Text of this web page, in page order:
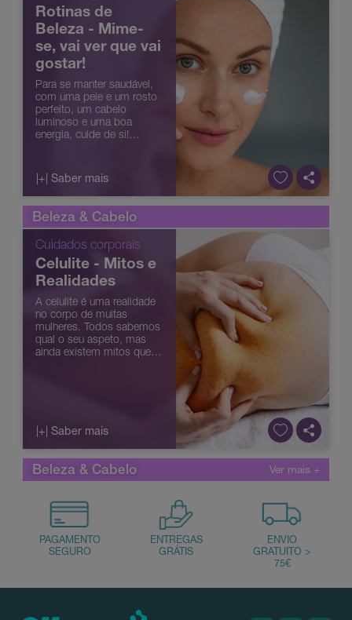
Rotinas de
Beleza - Mime-
se, vai ver que vai
gostar!
Para se manter saudável,
com uma pele e um rosto
perfeito, um cabelo
luminoso e uma boa
energia, cuide de si!
esqueça, a sua arma
secreta para o sucesso é
ser consistente.
|+| Saber mais
Beleza & Cabelo
Cuidados corporais
Celulite - Mitos e
Realidades
A celulite é uma realidade
no corpo de muitas
mulheres. Todos sabemos
qual o seu aspeto, mas
ainda existem mitos que
|+| Saber mais
Beleza & Cabelo